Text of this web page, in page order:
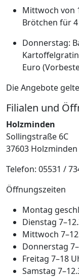
Mittwoch von
Brötchen für
Donnerstag:
Euro
Die Angebote
Filialen und
Holzminden
Sollingstraße 6C
37603 Holzminden
Telefon: 05531 /
Öffnungszeiten
Montag
Dienstag
Mittwoch
Donnerstag
Freitag 7–18
Samstag